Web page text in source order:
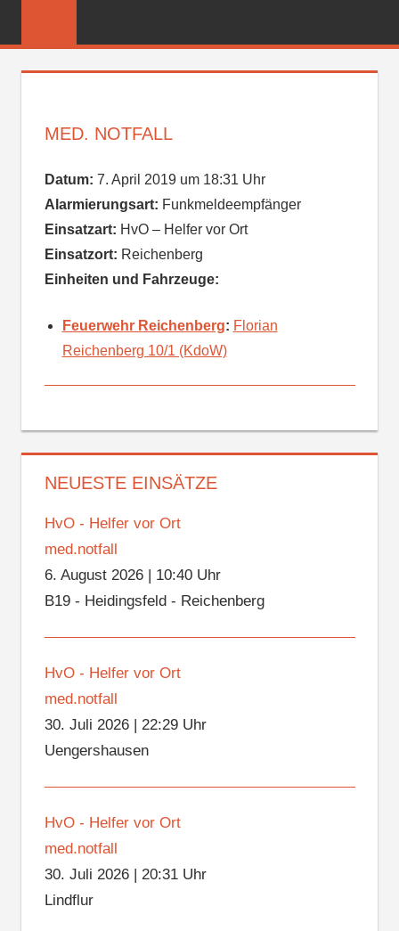
FEUERWEHR
MED. NOTFALL
Datum: 7. April 2019 um 18:31 Uhr
Alarmierungsart: Funkmeldeempfänger
Einsatzart: HvO – Helfer vor Ort
Einsatzort: Reichenberg
Einheiten und Fahrzeuge:
Feuerwehr Reichenberg: Florian
Reichenberg 10/1 (KdoW)
NEUESTE EINSÄTZE
HvO - Helfer vor Ort
med.notfall
6. August 2026| 10:40 Uhr
B19 - Heidingsfeld - Reichenberg
HvO - Helfer vor Ort
med.notfall
30. Juli 2026| 22:29 Uhr
Uengershausen
HvO - Helfer vor Ort
med.notfall
30. Juli 2026| 20:31 Uhr
Lindflur